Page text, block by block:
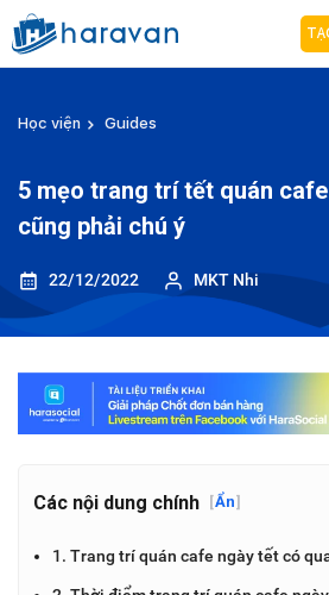
Học viện Guides
5 mẹo trang trí tết quán
cũng phải chú ý
22/12/2022 MKT Nhi
Các nội dung chính [Ẩn]
1. Trang trí quán cafe ngày tết có